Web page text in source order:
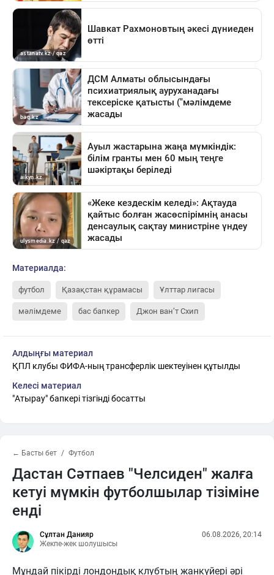
Материалда:
футбол Қазақстан құрамасы Ұлттар лигасы
мәлімдеме бас бапкер Джон ван’т Схип
Алдыңғы материал
ҚПЛ клубы ФИФА-ның трансферлік шектеуінен құтылды
Келесі материал
"Атырау" бапкері тізгінді босатты
← Басты бет Футбол
Дастан Сәтпаев "Челсиден" жалға
кетуі мүмкін футболшылар тізіміне
енді
Сұлтан Данияр
Жекпе-жек шолушысы
06.08.2026, 20:14
Мұндай пікірді лондондық клубтың жанкүйері әрі